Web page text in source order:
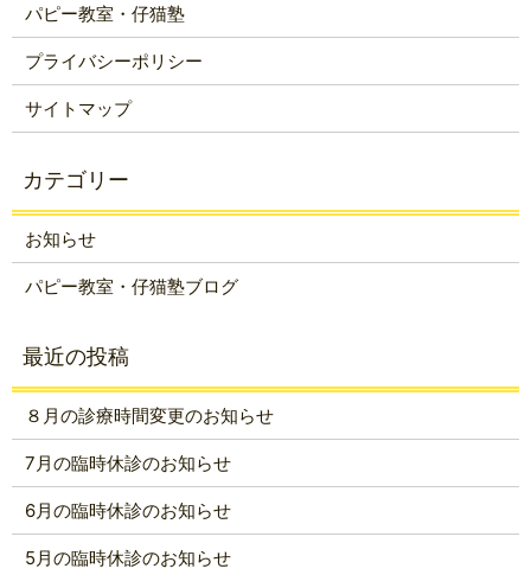
パピー教室・仔猫塾
プライバシーポリシー
サイトマップ
お知らせ
パピー教室・仔猫塾ブログ
８月の診療時間変更のお知らせ
7月の臨時休診のお知らせ
6月の臨時休診のお知らせ
5月の臨時休診のお知らせ